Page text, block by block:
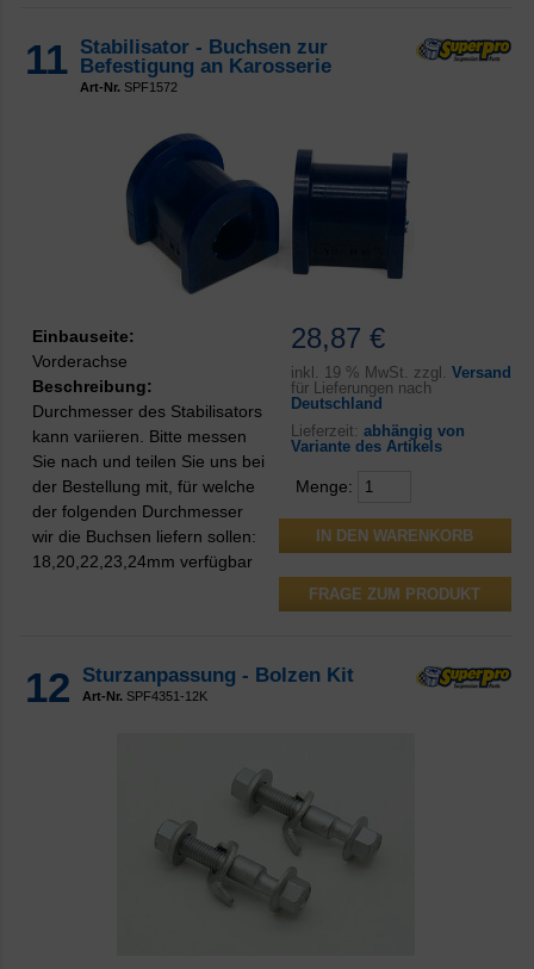
11 Stabilisator - Buchsen zur
Befestigung an Karosserie
Art-Nr. SPF1572
28,87 €
inkl. 19 % MwSt. zzgl. Versand
für Lieferungen nach
Deutschland
Lieferzeit: abhängig von
Variante des Artikels
Menge:
FRAGE ZUM PRODUKT
Einbauseite:
Vorderachse
Beschreibung:
Durchmesser des Stabilisators
kann variieren. Bitte messen
Sie nach und teilen Sie uns bei
der Bestellung mit, für welche
der folgenden Durchmesser
wir die Buchsen liefern sollen:
18,20,22,23,24mm verfügbar
12 Sturzanpassung - Bolzen Kit
Art-Nr. SPF4351-12K